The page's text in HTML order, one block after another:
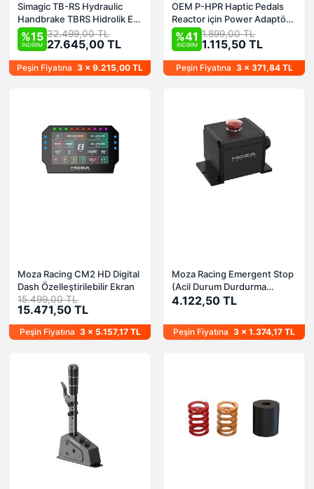
Simagic TB-RS Hydraulic
Handbrake TBRS Hidrolik EL
Freni
%15
İNDİRİM
32.499,00 TL
27.645,00 TL
Peşin Fiyatına 3 x 9.215,00 TL
OEM P-HPR Haptic Pedals
Reactor için Power Adaptör
(Simagic Haptics Uyumlu)
%41
İNDİRİM
1.899,00 TL
1.115,50 TL
Peşin Fiyatına 3 x 371,84 TL
Moza Racing CM2 HD Digital
Dash Özelleştirilebilir Ekran
15.499,00 TL
15.471,50 TL
Peşin Fiyatına 3 x 5.157,17 TL
Moza Racing Emergent Stop
(Acil Durum Durdurma
Butonu)
4.122,50 TL
Peşin Fiyatına 3 x 1.374,17 TL